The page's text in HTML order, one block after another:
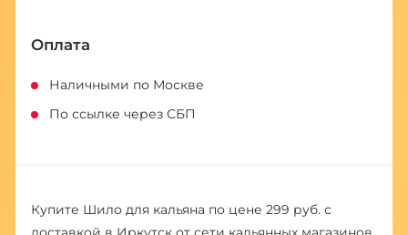
Оплата
Наличными по Москве
По ссылке через СБП
Купите Шило для кальяна по цене 299 руб. с